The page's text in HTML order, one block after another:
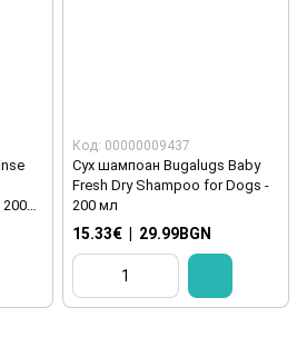
Код: 00000009437
Сух шампоан Bugalugs Baby
Fresh Dry Shampoo for Dogs -
200 мл
15.33€ 29.99BGN